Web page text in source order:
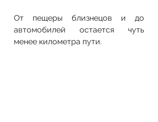
От пещеры близнецов и до
автомобилей остается чуть
менее километра пути.